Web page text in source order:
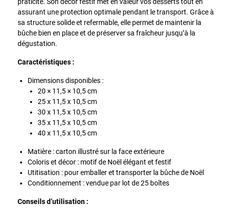
assurant une protection optimale pendant le transport. Grâce à
sa structure solide et refermable, elle permet de maintenir la
bûche bien en place et de préserver sa fraîcheur jusqu’à la
dégustation.
Caractéristiques :
Dimensions disponibles :
20 × 11,5 × 10,5 cm
25 x 11,5 x 10,5 cm
30 x 11,5 x 10,5 cm
35 x 11,5 x 10,5 cm
40 x 11,5 x 10,5 cm
Matière : carton illustré sur la face extérieure
Coloris et décor : motif de Noël élégant et festif
Utitisation : pour emballer et transporter la bûche de Noël
Conditionnement : vendue par lot de 25 boîtes
Conseils d’utilisation :